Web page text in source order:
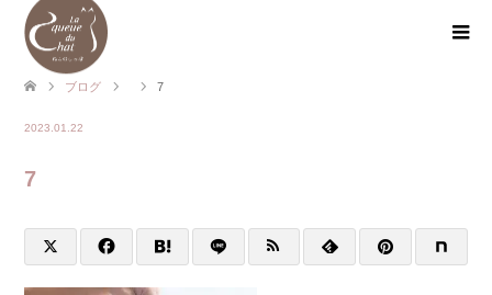
ブログ 7
2023.01.22
7